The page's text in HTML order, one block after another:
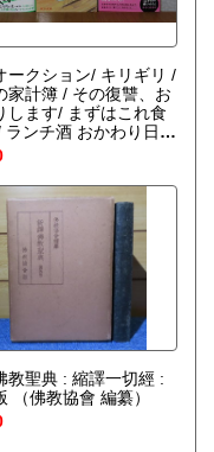
ークション/ キリギリ /
家計簿 / その復讐、お
します/ まずはこれ食
ランチ酒 おかわり日和
/ 財布は踊る ／ 三千
括〕 （原田ひ香）
教聖典 : 縮譯一切經 :
（佛教協會 編纂）